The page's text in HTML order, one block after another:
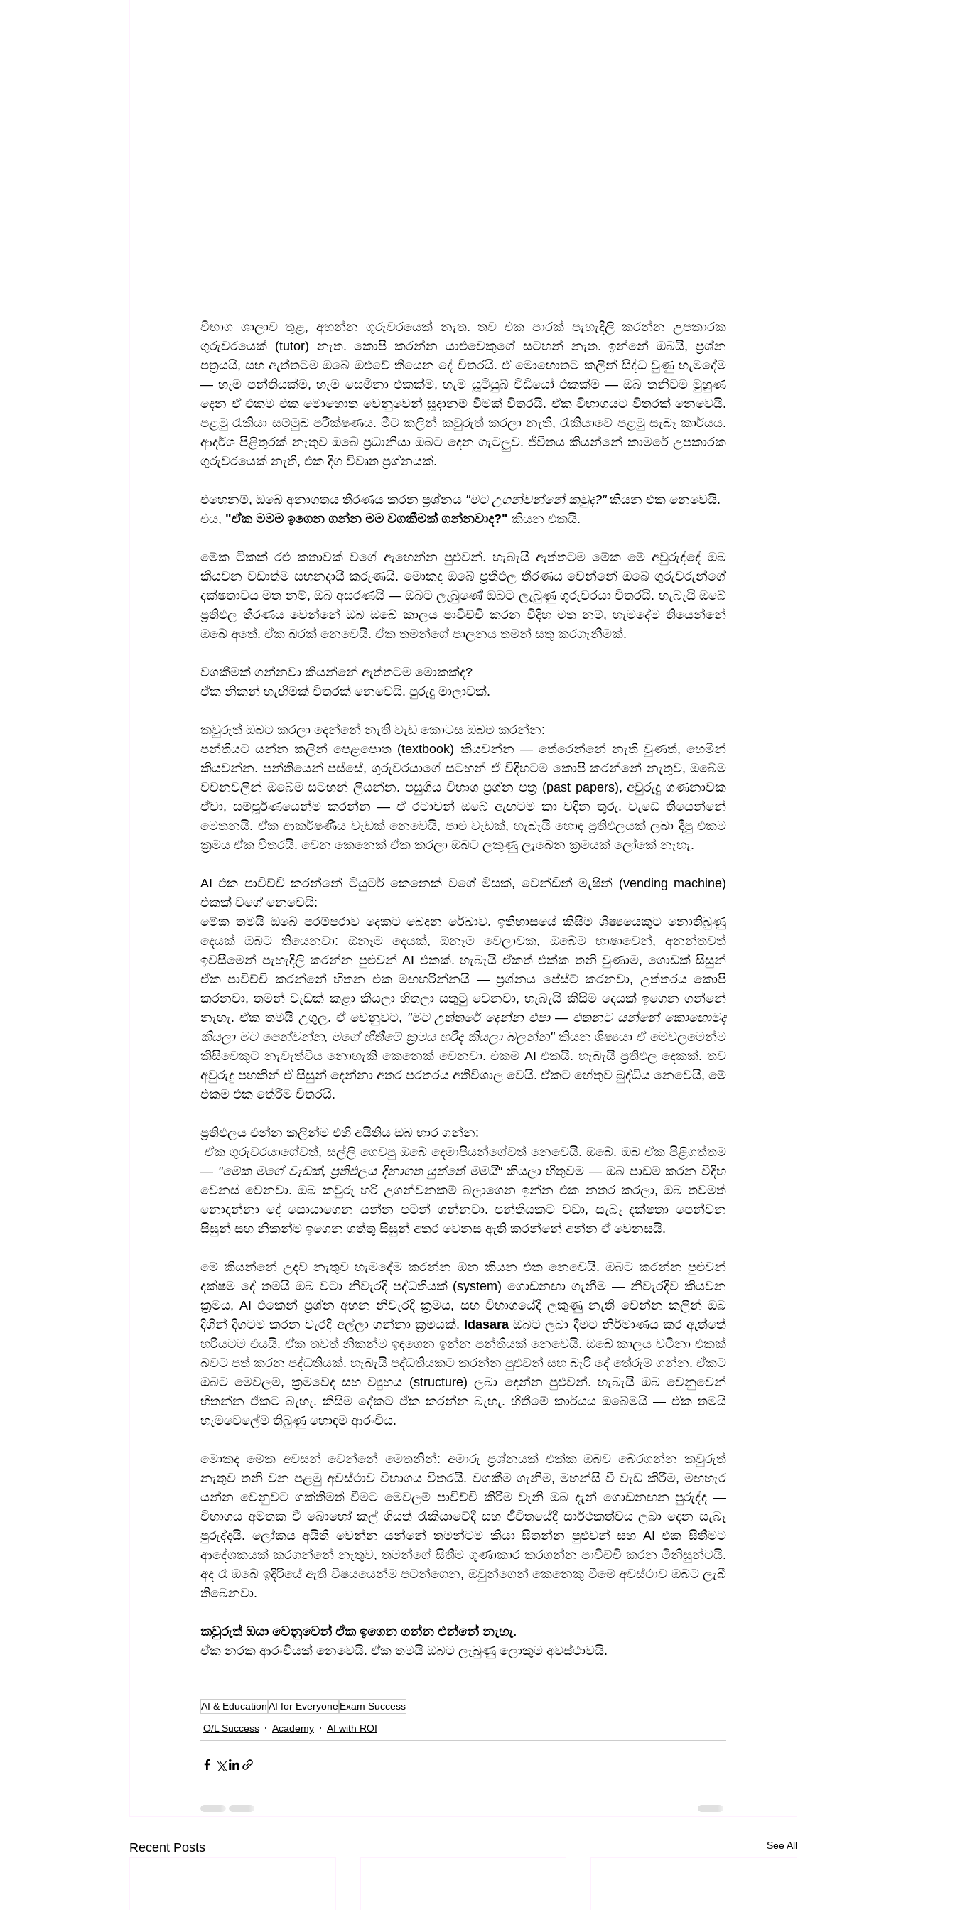
විභාග ශාලාව තුළ, අහන්න ගුරුවරයෙක් නැත. තව එක පාරක් පැහැදිලි කරන්න උපකාරක
ගුරුවරයෙක් (tutor) නැත. කොපි කරන්න යාළුවෙකුගේ සටහන් නැත. ඉන්නේ ඔබයි, ප්‍රශ්න
පත්‍රයයි, සහ ඇත්තටම ඔබේ ඔළුවේ තියෙන දේ විතරයි. ඒ මොහොතට කලින් සිද්ධ වුණු හැමදේම
— හැම පන්තියක්ම, හැම සෙමිනා එකක්ම, හැම යූටියුබ් වීඩියෝ එකක්ම — ඔබ තනිවම මුහුණ
දෙන ඒ එකම එක මොහොත වෙනුවෙන් සූදානම් වීමක් විතරයි. ඒක විභාගයට විතරක් නෙවෙයි.
පළමු රැකියා සම්මුඛ පරීක්ෂණය. මීට කලින් කවුරුත් කරලා නැති, රැකියාවේ පළමු සැබෑ කාර්යය.
ආදර්ශ පිළිතුරක් නැතුව ඔබේ ප්‍රධානියා ඔබට දෙන ගැටලුව. ජීවිතය කියන්නේ කාමරේ උපකාරක
ගුරුවරයෙක් නැති, එක දිග විවෘත ප්‍රශ්නයක්.
එහෙනම්, ඔබේ අනාගතය තීරණය කරන ප්‍රශ්නය "මට උගන්වන්නේ කවුද?" කියන එක නෙවෙයි.
එය, "ඒක මමම ඉගෙන ගන්න මම වගකීමක් ගන්නවාද?" කියන එකයි.
මේක ටිකක් රළු කතාවක් වගේ ඇහෙන්න පුළුවන්. හැබැයි ඇත්තටම මේක මේ අවුරුද්දේ ඔබ
කියවන වඩාත්ම සහනදායී කරුණයි. මොකද ඔබේ ප්‍රතිඵල තීරණය වෙන්නේ ඔබේ ගුරුවරුන්ගේ
දක්ෂතාවය මත නම්, ඔබ අසරණයි — ඔබට ලැබුණේ ඔබට ලැබුණු ගුරුවරයා විතරයි. හැබැයි ඔබේ
ප්‍රතිඵල තීරණය වෙන්නේ ඔබ ඔබේ කාලය පාවිච්චි කරන විදිහ මත නම්, හැමදේම තියෙන්නේ
ඔබේ අතේ. ඒක බරක් නෙවෙයි. ඒක තමන්ගේ පාලනය තමන් සතු කරගැනීමක්.
වගකීමක් ගන්නවා කියන්නේ ඇත්තටම මොකක්ද?
ඒක නිකන් හැඟීමක් විතරක් නෙවෙයි. පුරුදු මාලාවක්.
කවුරුත් ඔබට කරලා දෙන්නේ නැති වැඩ කොටස ඔබම කරන්න:
පන්තියට යන්න කලින් පෙළපොත (textbook) කියවන්න — තේරෙන්නේ නැති වුණත්, හෙමින්
කියවන්න. පන්තියෙන් පස්සේ, ගුරුවරයාගේ සටහන් ඒ විදිහටම කොපි කරන්නේ නැතුව, ඔබේම
වචනවලින් ඔබේම සටහන් ලියන්න. පසුගිය විභාග ප්‍රශ්න පත්‍ර (past papers), අවුරුදු ගණනාවක
ඒවා, සම්පූර්ණයෙන්ම කරන්න — ඒ රටාවන් ඔබේ ඇඟටම කා වදින තුරු. වැඩේ තියෙන්නේ
මෙතනයි. ඒක ආකර්ෂණීය වැඩක් නෙවෙයි, පාළු වැඩක්, හැබැයි හොඳ ප්‍රතිඵලයක් ලබා දීපු එකම
ක්‍රමය ඒක විතරයි. වෙන කෙනෙක් ඒක කරලා ඔබට ලකුණු ලැබෙන ක්‍රමයක් ලෝකේ නැහැ.
AI එක පාවිච්චි කරන්නේ ටියුටර් කෙනෙක් වගේ මිසක්, වෙන්ඩින් මැෂින් (vending machine)
එකක් වගේ නෙවෙයි:
මේක තමයි ඔබේ පරම්පරාව දෙකට බෙදන රේඛාව. ඉතිහාසයේ කිසිම ශිෂ්‍යයෙකුට නොතිබුණු
දෙයක් ඔබට තියෙනවා: ඕනෑම දෙයක්, ඕනෑම වෙලාවක, ඔබේම භාෂාවෙන්, අනන්තවත්
ඉවසීමෙන් පැහැදිලි කරන්න පුළුවන් AI එකක්. හැබැයි ඒකත් එක්ක තනි වුණාම, ගොඩක් සිසුන්
ඒක පාවිච්චි කරන්නේ හිතන එක මඟහරින්නයි — ප්‍රශ්නය පේස්ට් කරනවා, උත්තරය කොපි
කරනවා, තමන් වැඩක් කළා කියලා හිතලා සතුටු වෙනවා, හැබැයි කිසිම දෙයක් ඉගෙන ගන්නේ
නැහැ. ඒක තමයි උගුල. ඒ වෙනුවට, "මට උත්තරේ දෙන්න එපා — එතනට යන්නේ කොහොමද
කියලා මට පෙන්වන්න, මගේ හිතීමේ ක්‍රමය හරිද කියලා බලන්න" කියන ශිෂ්‍යයා ඒ මෙවලමෙන්ම
කිසිවෙකුට නැවැත්විය නොහැකි කෙනෙක් වෙනවා. එකම AI එකයි. හැබැයි ප්‍රතිඵල දෙකක්. තව
අවුරුදු පහකින් ඒ සිසුන් දෙන්නා අතර පරතරය අතිවිශාල වෙයි. ඒකට හේතුව බුද්ධිය නෙවෙයි, මේ
එකම එක තේරීම විතරයි.
ප්‍රතිඵලය එන්න කලින්ම එහි අයිතිය ඔබ භාර ගන්න:
ඒක ගුරුවරයාගේවත්, සල්ලි ගෙවපු ඔබේ දෙමාපියන්ගේවත් නෙවෙයි. ඔබේ. ඔබ ඒක පිළිගත්තම
— "මේක මගේ වැඩක්, ප්‍රතිඵලය දිනාගත යුත්තේ මමයි" කියලා හිතුවම — ඔබ පාඩම් කරන විදිහ
වෙනස් වෙනවා. ඔබ කවුරු හරි උගන්වනකම් බලාගෙන ඉන්න එක නතර කරලා, ඔබ තවමත්
නොදන්නා දේ සොයාගෙන යන්න පටන් ගන්නවා. පන්තියකට වඩා, සැබෑ දක්ෂතා පෙන්වන
සිසුන් සහ නිකන්ම ඉගෙන ගත්තු සිසුන් අතර වෙනස ඇති කරන්නේ අන්න ඒ වෙනසයි.
මේ කියන්නේ උදව් නැතුව හැමදේම කරන්න ඕන කියන එක නෙවෙයි. ඔබට කරන්න පුළුවන්
දක්ෂම දේ තමයි ඔබ වටා නිවැරදි පද්ධතියක් (system) ගොඩනඟා ගැනීම — නිවැරදිව කියවන
ක්‍රමය, AI එකෙන් ප්‍රශ්න අහන නිවැරදි ක්‍රමය, සහ විභාගයේදී ලකුණු නැති වෙන්න කලින් ඔබ
දිගින් දිගටම කරන වැරදි අල්ලා ගන්නා ක්‍රමයක්. Idasara ඔබට ලබා දීමට නිර්මාණය කර ඇත්තේ
හරියටම එයයි. ඒක තවත් නිකන්ම ඉඳගෙන ඉන්න පන්තියක් නෙවෙයි. ඔබේ කාලය වටිනා එකක්
බවට පත් කරන පද්ධතියක්. හැබැයි පද්ධතියකට කරන්න පුළුවන් සහ බැරි දේ තේරුම් ගන්න. ඒකට
ඔබට මෙවලම්, ක්‍රමවේද සහ ව්‍යුහය (structure) ලබා දෙන්න පුළුවන්. හැබැයි ඔබ වෙනුවෙන්
හිතන්න ඒකට බැහැ. කිසිම දේකට ඒක කරන්න බැහැ. හිතීමේ කාර්යය ඔබේමයි — ඒක තමයි
හැමවෙලේම තිබුණු හොඳම ආරංචිය.
මොකද මේක අවසන් වෙන්නේ මෙතනින්: අමාරු ප්‍රශ්නයක් එක්ක ඔබව බේරගන්න කවුරුත්
නැතුව තනි වන පළමු අවස්ථාව විභාගය විතරයි. වගකීම ගැනීම, මහන්සි වී වැඩ කිරීම, මඟහැර
යන්න වෙනුවට ශක්තිමත් වීමට මෙවලම් පාවිච්චි කිරීම වැනි ඔබ දැන් ගොඩනඟන පුරුද්ද —
විභාගය අමතක වී බොහෝ කල් ගියත් රැකියාවේදී සහ ජීවිතයේදී සාර්ථකත්වය ලබා දෙන සැබෑ
පුරුද්දයි. ලෝකය අයිති වෙන්න යන්නේ තමන්ටම කියා සිතන්න පුළුවන් සහ AI එක සිතීමට
ආදේශකයක් කරගන්නේ නැතුව, තමන්ගේ සිතීම ගුණාකාර කරගන්න පාවිච්චි කරන මිනිසුන්ටයි.
අද රෑ ඔබේ ඉදිරියේ ඇති විෂයයෙන්ම පටන්ගෙන, ඔවුන්ගෙන් කෙනෙකු වීමේ අවස්ථාව ඔබට ලැබී
තිබෙනවා.
කවුරුත් ඔයා වෙනුවෙන් ඒක ඉගෙන ගන්න එන්නේ නැහැ.
ඒක නරක ආරංචියක් නෙවෙයි. ඒක තමයි ඔබට ලැබුණු ලොකුම අවස්ථාවයි.
AI & EducationAI for EveryoneExam Success
O/L Success
Academy AI with ROI
Recent Posts See All